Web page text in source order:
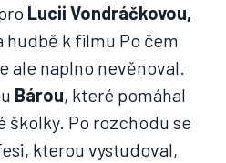
Lucii Vondráčkovou,
hudbě k filmu Po čem
ale naplno nevěnoval.
Bárou, které pomáhal
školky. Po rozchodu se
kterou vystudoval,